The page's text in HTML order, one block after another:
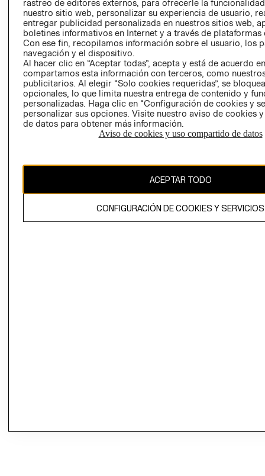
RECLAMOS
Colombia ($)
CAMBIAR REGIÓN
El contenido de esta página web está protegido por copyright y es
propiedad de H&M Hennes & Mauritz AB.
rastreo de editores externos, para ofrecerle la
nuestro sitio web, personalizar su experiencia de usuario,
entregar publicidad personalizada en nuestros sitios web,
boletines informativos en Internet y a través de plataformas
Con ese fin, recopilamos información sobre el usuario, los
navegación y el dispositivo.
Al hacer clic en “Aceptar todas”, acepta y está de acuerdo
compartamos esta información con terceros, como
publicitarios. Al elegir “Solo cookies requeridas”, se
opcionales, lo que limita nuestra entrega de contenido y
personalizadas. Haga clic en “Configuración de cookies y
personalizar sus opciones. Visite nuestro aviso de cookies
de datos para obtener más información.
Aviso de cookies y uso compartido de datos
ACEPTAR TODO
CONFIGURACIÓN DE COOKIES Y SERVICIOS